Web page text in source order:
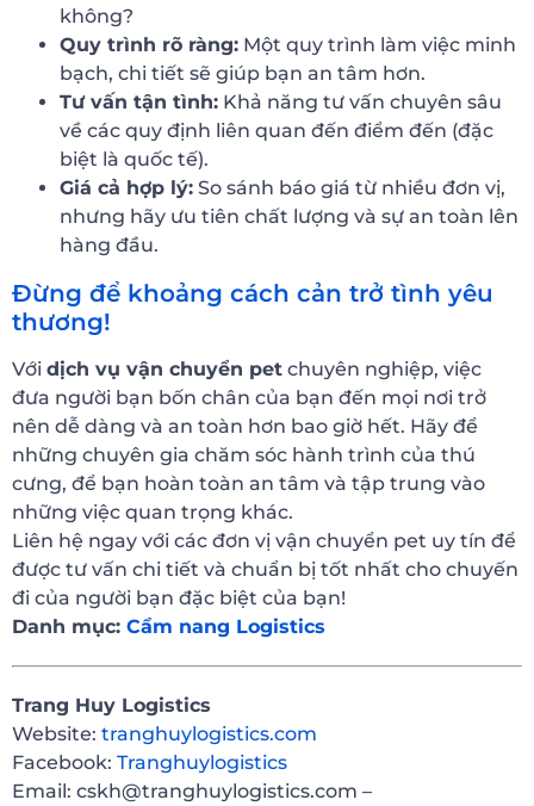
không?
Quy trình rõ ràng: Một quy trình làm việc minh
bạch, chi tiết sẽ giúp bạn an tâm hơn.
Tư vấn tận tình: Khả năng tư vấn chuyên sâu
về các quy định liên quan đến điểm đến (đặc
biệt là quốc tế).
Giá cả hợp lý: So sánh báo giá từ nhiều đơn vị,
nhưng hãy ưu tiên chất lượng và sự an toàn lên
hàng đầu.
Đừng để khoảng cách cản trở tình yêu
thương!
Với dịch vụ vận chuyển pet chuyên nghiệp, việc
đưa người bạn bốn chân của bạn đến mọi nơi trở
nên dễ dàng và an toàn hơn bao giờ hết. Hãy để
những chuyên gia chăm sóc hành trình của thú
cưng, để bạn hoàn toàn an tâm và tập trung vào
những việc quan trọng khác.
Liên hệ ngay với các đơn vị vận chuyển pet uy tín để
được tư vấn chi tiết và chuẩn bị tốt nhất cho chuyến
đi của người bạn đặc biệt của bạn!
Danh mục: Cẩm nang Logistics
Trang Huy Logistics
Website: tranghuylogistics.com
Facebook: Tranghuylogistics
Email: cskh@tranghuylogistics.com –